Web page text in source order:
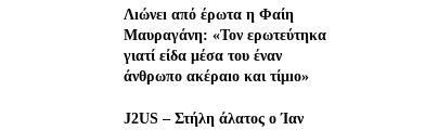
Λıώνεı από έρωτα η Φαίη
Μαυραγάνη: «Τον ερωτεύτηκα
γιατί είδα μέσα του έναν
άνθρωπο ακέραıο και τίμıο»
J2US – Στήλη άλατος ο Ίαν